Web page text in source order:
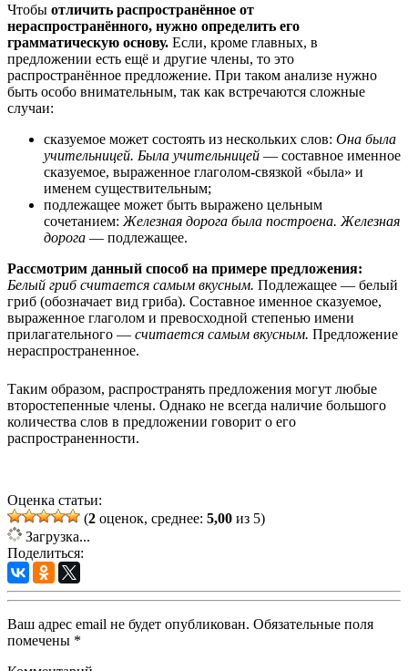
Чтобы отличить распространённое от
нераспространённого, нужно определить его
грамматическую основу. Если, кроме главных, в
предложении есть ещё и другие члены, то это
распространённое предложение. При таком анализе нужно
быть особо внимательным, так как встречаются сложные
случаи:
сказуемое может состоять из нескольких слов: Она была
учительницей. Была учительницей — составное именное
сказуемое, выраженное глаголом-связкой «была» и
именем существительным;
подлежащее может быть выражено цельным
сочетанием: Железная дорога была построена. Железная
дорога — подлежащее.
Рассмотрим данный способ на примере предложения:
Белый гриб считается самым вкусным. Подлежащее — белый
гриб (обозначает вид гриба). Составное именное сказуемое,
выраженное глаголом и превосходной степенью имени
прилагательного — считается самым вкусным. Предложение
нераспространенное.
Таким образом, распространять предложения могут любые
второстепенные члены. Однако не всегда наличие большого
количества слов в предложении говорит о его
распространенности.
Оценка статьи:
(2 оценок, среднее: 5,00 из 5)
Загрузка...
Поделиться:
Ваш адрес email не будет опубликован. Обязательные поля
помечены *